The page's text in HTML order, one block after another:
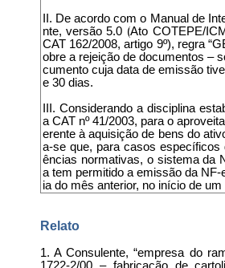
II. De acordo com o Manual de
nte, versão 5.0 (Ato COTEPE/
CAT 162/2008, artigo 9º), regra
obre a rejeição de documentos –
cumento cuja data de emissão
e 30 dias.
III. Considerando a disciplina
a CAT nº 41/2003, para o
erente à aquisição de bens do
a-se que, para casos específicos
ências normativas, o sistema da
a tem permitido a emissão da NF-
ia do mês anterior, no início de
Relato
1. A Consulente, “empresa do